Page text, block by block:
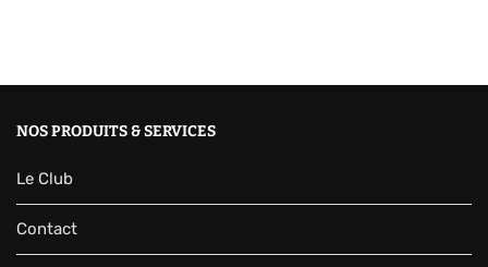
NOS PRODUITS & SERVICES
Le Club
Contact